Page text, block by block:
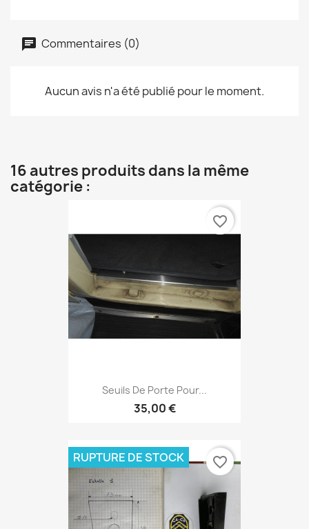
Commentaires (0)
Aucun avis n'a été publié pour le moment.
16 autres produits dans la même
catégorie :
Seuils De Porte Pour...
35,00 €
favorite_border
RUPTURE DE STOCK favorite_border